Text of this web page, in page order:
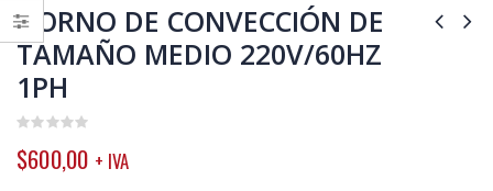
HORNO DE CONVECCIÓN DE
TAMAÑO MEDIO 220V/60HZ
1PH
out
of
$600,00 + IVA